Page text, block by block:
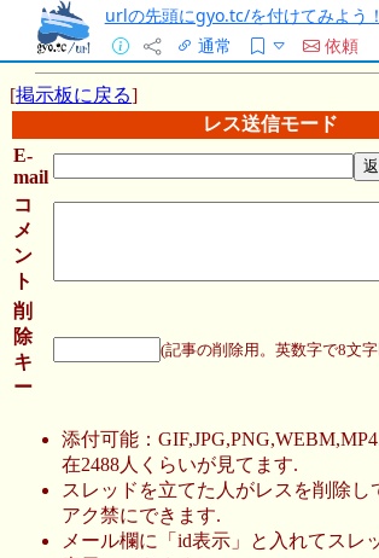
urlの先頭にgyo.tc/を付けてみよう！
通常
依頼